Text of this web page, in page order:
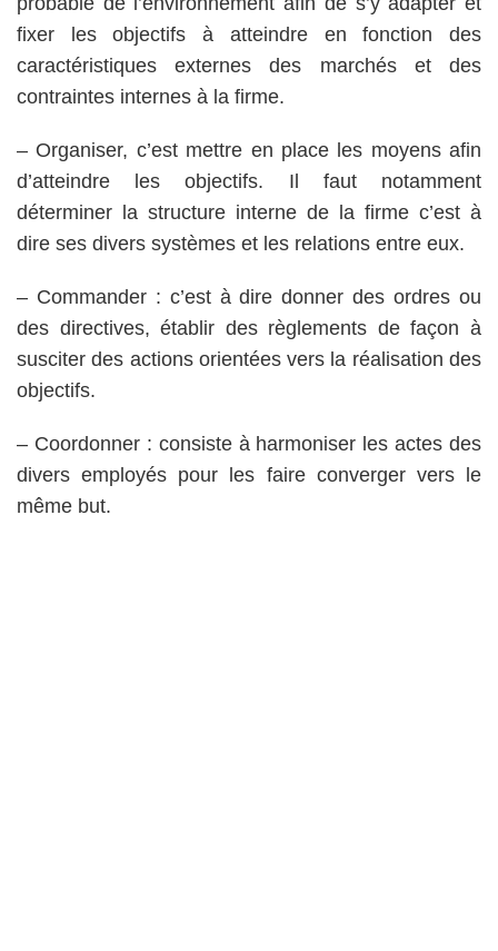
fixer les objectifs à atteindre en fonction des
caractéristiques externes des marchés et des
contraintes internes à la firme.
– Organiser, c’est mettre en place les moyens afin
d’atteindre les objectifs. Il faut notamment
déterminer la structure interne de la firme c’est à
dire ses divers systèmes et les relations entre eux.
– Commander : c’est à dire donner des ordres ou
des directives, établir des règlements de façon à
susciter des actions orientées vers la réalisation des
objectifs.
– Coordonner : consiste à harmoniser les actes des
divers employés pour les faire converger vers le
même but.